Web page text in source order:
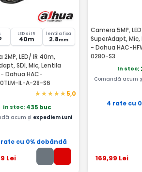
LED si IR
40m
lentila fixa
2.8mm
2MP, LED/ IR 40m,
SDI, Mic, Lentila
Dahua HAC-
IL-A-28-S6
5,0
In stoc: 435 buc
acum și expediem Luni
cu 0% dobândă
Lei
Camera 5MP,
SuperAdapt,
- Dahua HAC-
0280-S3
In stoc:
Comandă acum
4 rate cu
169,99 Lei